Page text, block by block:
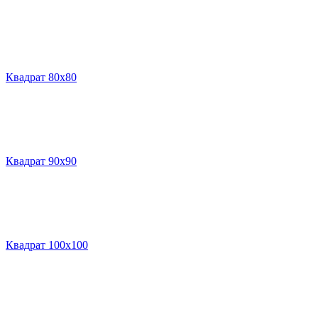
Квадрат 80х80
Квадрат 90х90
Квадрат 100х100